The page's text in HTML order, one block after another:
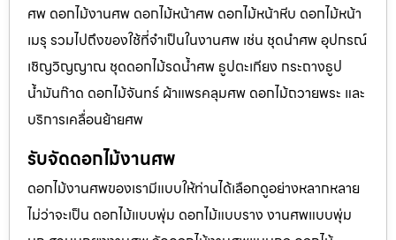
ศพ ดอกไม้งานศพ ดอกไม้หน้าศพ ดอกไม้หน้าหีบ ดอกไม้หน้า
เมรุ รวมไปถึงของใช้ที่จำเป็นในงานศพ เช่น ชุดนำศพ อุปกรณ์
เชิญวิญญาณ ชุดดอกไม้รดน้ำศพ ธูปตะเกียง กระถางธูป
น้ำมันก๊าด ดอกไม้จันทร์ ผ้าแพรคลุมศพ ดอกไม้ถวายพระ และ
บริการเคลื่อนย้ายศพ
รับจัดดอกไม้งานศพ
ดอกไม้งานศพของเรามีแบบให้ท่านได้เลือกดูอย่างหลากหลาย
ไม่ว่าจะเป็น ดอกไม้แบบพุ่ม ดอกไม้แบบราง งานศพแบบพุ่ม